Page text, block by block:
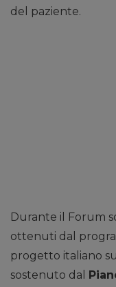
del paziente.
Durante il Forum
ottenuti dal
progetto italiano
sostenuto dal